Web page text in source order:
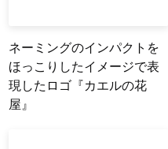
ネーミングのインパクトを
ほっこりしたイメージで表
現したロゴ『カエルの花
屋』